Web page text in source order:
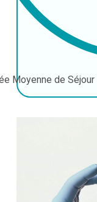
Moyenne de Séjour